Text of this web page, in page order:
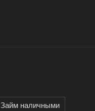
Займ наличными